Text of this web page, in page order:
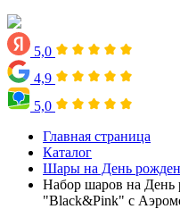
5,0
4,9
5,0
Главная страница
Каталог
Шары на День
Набор шаров на День
"Black&Pink" с